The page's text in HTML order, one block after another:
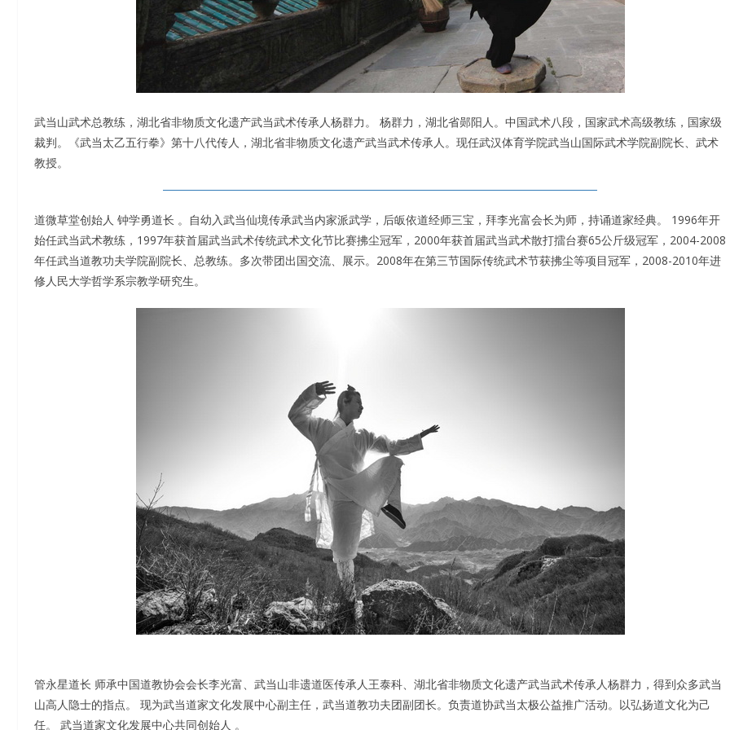
武当山武术总教练，湖北省非物质文化遗产武当武术传承人杨群力。 杨群力，湖北省郧阳人。中国武术八段，国家武术高级教练，国家级
裁判。《武当太乙五行拳》第十八代传人，湖北省非物质文化遗产武当武术传承人。现任武汉体育学院武当山国际武术学院副院长、武术
教授。
道微草堂创始人 钟学勇道长 。自幼入武当仙境传承武当内家派武学，后皈依道经师三宝，拜李光富会长为师，持诵道家经典。 1996年开
始任武当武术教练，1997年获首届武当武术传统武术文化节比赛拂尘冠军，2000年获首届武当武术散打擂台赛65公斤级冠军，2004-2008
年任武当道教功夫学院副院长、总教练。多次带团出国交流、展示。2008年在第三节国际传统武术节获拂尘等项目冠军，2008-2010年进
修人民大学哲学系宗教学研究生。
管永星道长 师承中国道教协会会长李光富、武当山非遗道医传承人王泰科、湖北省非物质文化遗产武当武术传承人杨群力，得到众多武当
山高人隐士的指点。 现为武当道家文化发展中心副主任，武当道教功夫团副团长。负责道协武当太极公益推广活动。以弘扬道文化为己
任。 武当道家文化发展中心共同创始人 。